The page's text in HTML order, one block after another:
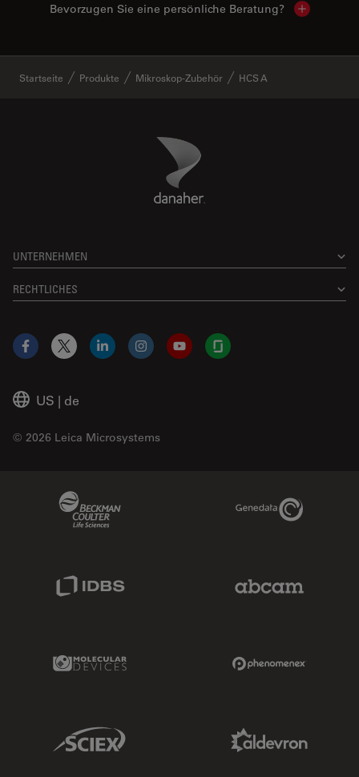
Bevorzugen Sie eine persönliche Beratung? Show
Startseite Produkte Mikroskop-Zubehör HCS A
Danaher Logo
UNTERNEHMEN
RECHTLICHES
US | de
© 2026 Leica Microsystems
Facebook
X LinkedInInstagramYouTubeGlassdoor
Genedata Link
Molecular Devices Link
Sciex Link